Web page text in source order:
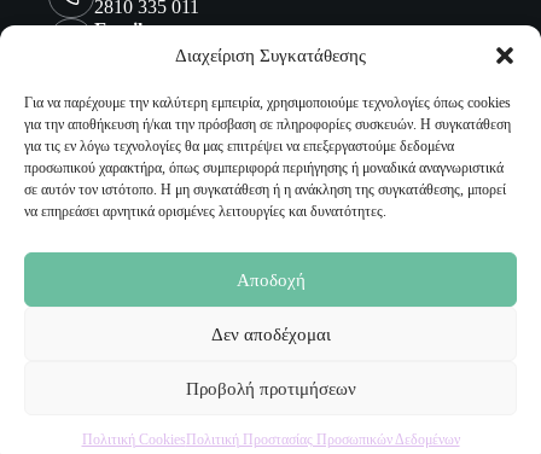
Διαχείριση Συγκατάθεσης
Για να παρέχουμε την καλύτερη εμπειρία, χρησιμοποιούμε τεχνολογίες όπως cookies
για την αποθήκευση ή/και την πρόσβαση σε πληροφορίες συσκευών. Η συγκατάθεση
για τις εν λόγω τεχνολογίες θα μας επιτρέψει να επεξεργαστούμε δεδομένα
προσωπικού χαρακτήρα, όπως συμπεριφορά περιήγησης ή μοναδικά αναγνωριστικά
σε αυτόν τον ιστότοπο. Η μη συγκατάθεση ή η ανάκληση της συγκατάθεσης, μπορεί
να επηρεάσει αρνητικά ορισμένες λειτουργίες και δυνατότητες.
Αποδοχή
Δεν αποδέχομαι
Προβολή προτιμήσεων
Πολιτική Cookies Πολιτική Προστασίας Προσωπικών Δεδομένων
2810 335 011
Email:
sales@malenashop.gr
Πληροφορίες
Όροι Χρήσης
Πολιτική Προστασίας Προσωπικών Δεδομένων
Αποστολή Προϊόντων
Ο Λογαριασμός μου
Τα Αγαπημένα μου